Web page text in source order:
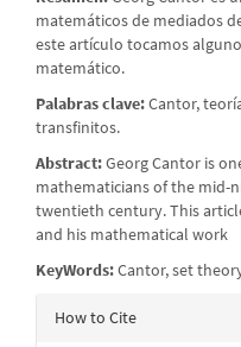
matemáticos de mediados
este artículo tocamos
matemático.
Palabras clave:Cantor,
transfinitos.
Abstract:Georg Cantor is
mathematicians of the mid-
twentieth century. This
and his mathematical work
KeyWords:Cantor, set
Article
How to Cite